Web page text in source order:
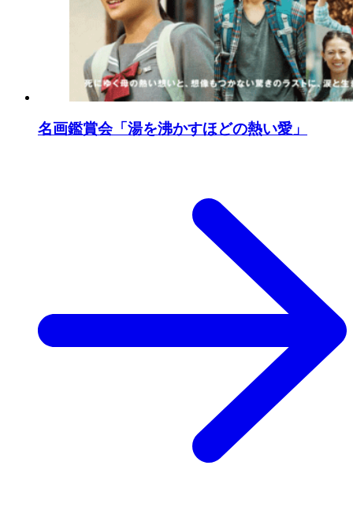
名画鑑賞会「湯を沸かすほどの熱い愛」